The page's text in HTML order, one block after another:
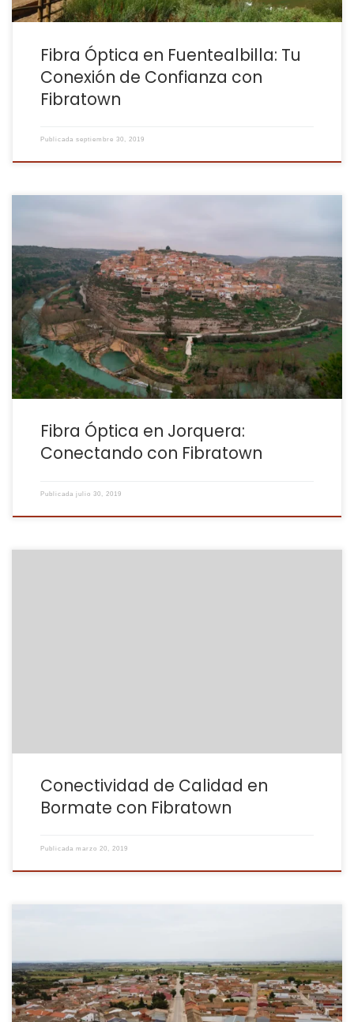
Fibra Óptica en Fuentealbilla: Tu
Conexión de Confianza con
Fibratown
Publicada septiembre 30, 2019
Jorquera, un pueblo con una rica historia y un encanto especial,
ocupa un lugar importante en el corazón de Fibratown. Como se
menciona en nuestro blog, este fue el primer pueblo donde
ofrecimos conexión WiFi, y tiene un significado personal para
nosotros. Ahora, Jorquera disfruta de la mejor conexión a […]
Fibra Óptica en Jorquera:
Conectando con Fibratown
Publicada julio 30, 2019
Conectividad de Calidad en
Bormate con Fibratown
Publicada marzo 20, 2019
Enclavado en la comarca de La Manchuela, El Herrumblar se
caracteriza por su entorno rural y su rica historia. En Fibratown,
entendemos la importancia de estar conectados en el mundo
actual, incluso en entornos rurales. Por eso, te ofrecemos internet